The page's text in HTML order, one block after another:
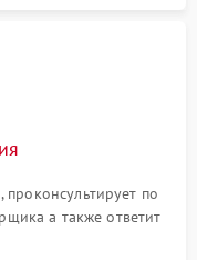
по
а также ответит